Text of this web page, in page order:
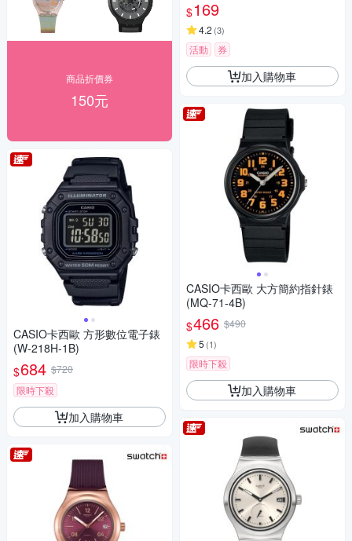
商品折價券
150元
CASIO卡西歐 方形數位電子錶
(W-218H-1B)
$684 $720
限時下殺
加入購物車
$169
4.2 (3)
活動 券
加入購物車
CASIO卡西歐 大方簡約指針錶
(MQ-71-4B)
$466 $490
5 (1)
限時下殺
加入購物車